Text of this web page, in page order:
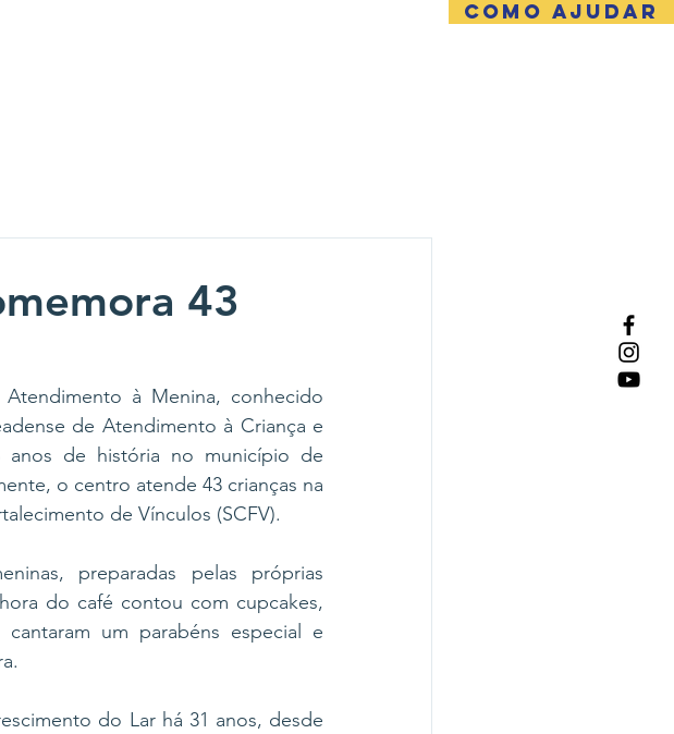
COMO AJUDAR
43
à Menina, conhecido
de Atendimento à Criança e
anos de história no município de
o centro atende 43 crianças na
de Vínculos (SCFV).
preparadas pelas próprias
do café contou com cupcakes,
um parabéns especial e
do Lar há 31 anos, desde